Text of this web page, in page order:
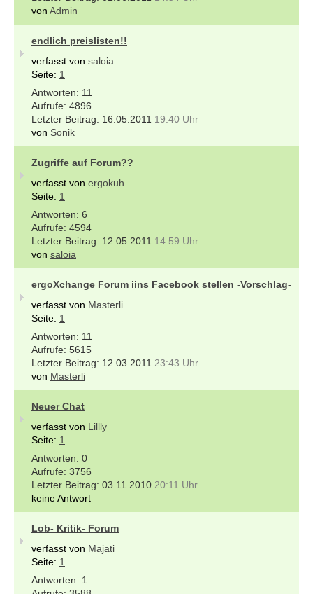
von Admin
endlich preislisten!!
verfasst von saloia
Seite: 1
11
4896
16.05.2011 19:40 Uhr
von Sonik
Zugriffe auf Forum??
verfasst von ergokuh
Seite: 1
6
4594
12.05.2011 14:59 Uhr
von saloia
ergoXchange Forum iins Facebook stellen -Vorschlag-
verfasst von Masterli
Seite: 1
11
5615
12.03.2011 23:43 Uhr
von Masterli
Neuer Chat
verfasst von Lillly
Seite: 1
0
3756
03.11.2010 20:11 Uhr
keine Antwort
Lob- Kritik- Forum
verfasst von Majati
Seite: 1
1